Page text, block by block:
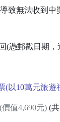
致無法收到中
(憑郵戳日期，
(以10萬元旅遊
(價值4,690元)(共